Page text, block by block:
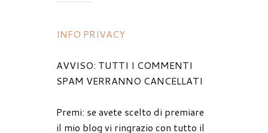
INFO PRIVACY
AVVISO: TUTTI I COMMENTI
SPAM VERRANNO CANCELLATI
Premi: se avete scelto di premiare
il mio blog vi ringrazio con tutto il